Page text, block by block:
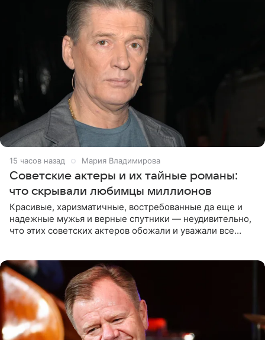
15 часов назад Мария Владимирова
Советские актеры и их тайные романы:
что скрывали любимцы миллионов
Красивые, харизматичные, востребованные да еще и
надежные мужья и верные спутники — неудивительно,
что этих советских актеров обожали и уважали все